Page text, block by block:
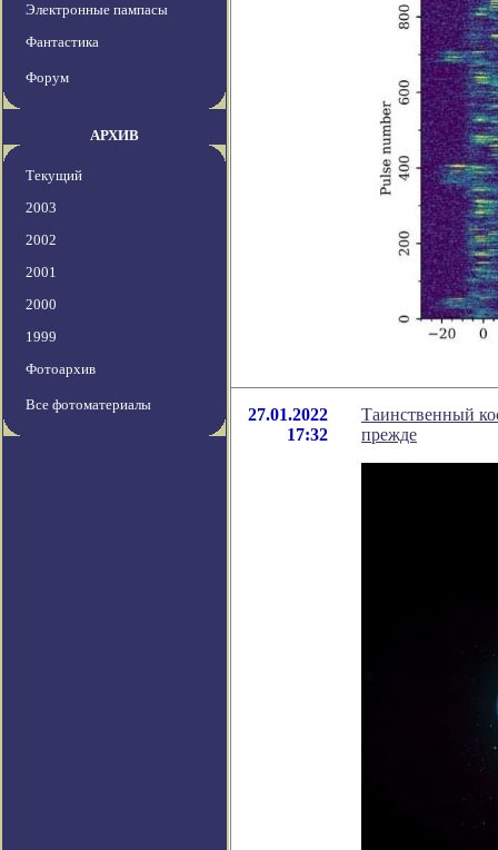
Электронные пампасы
Фантастика
Форум
АРХИВ
Текущий
2003
2002
2001
2000
1999
Фотоархив
Все фотоматериалы
27.01.2022
17:32
Таинственный
прежде